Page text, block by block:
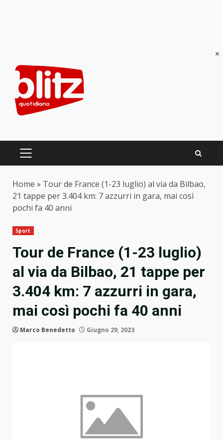
content
PRIMARY
Home » Tour de France (1-23 luglio) al via da Bilbao,
21 tappe per 3.404 km: 7 azzurri in gara, mai così
pochi fa 40 anni
Sport
Tour de France (1-23 luglio)
al via da Bilbao, 21 tappe per
3.404 km: 7 azzurri in gara,
mai così pochi fa 40 anni
Marco Benedetto Giugno 29, 2023
×